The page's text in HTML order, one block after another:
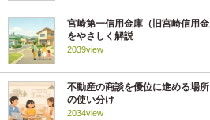
宮崎第一信用金庫（旧宮崎信用
をやさしく解説
2039view
不動産の商談を優位に進める場
の使い分け
2034view